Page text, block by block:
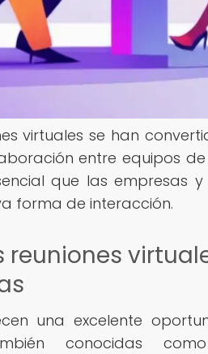
virtuales se han
entre equipos
que las empresas
forma de interacción.
una excelente
conocidas